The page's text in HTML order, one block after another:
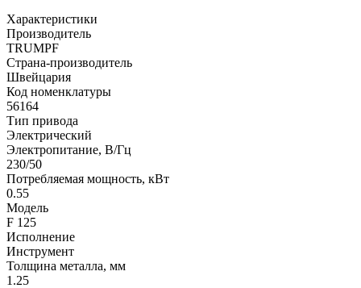
Характеристики
Производитель
TRUMPF
Страна-производитель
Швейцария
Код номенклатуры
56164
Тип привода
Электрический
Электропитание, В/Гц
230/50
Потребляемая мощность, кВт
0.55
Модель
F 125
Исполнение
Инструмент
Толщина металла, мм
1.25